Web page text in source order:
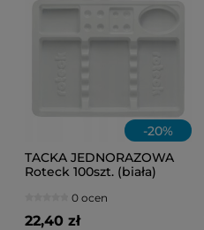
-20%
TACKA JEDNORAZOWA
Roteck 100szt. (biała)
0 ocen
22,40 zł